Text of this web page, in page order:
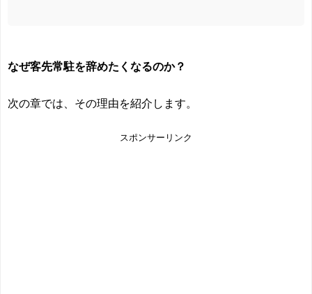
なぜ客先常駐を辞めたくなるのか？
次の章では、その理由を紹介します。
スポンサーリンク